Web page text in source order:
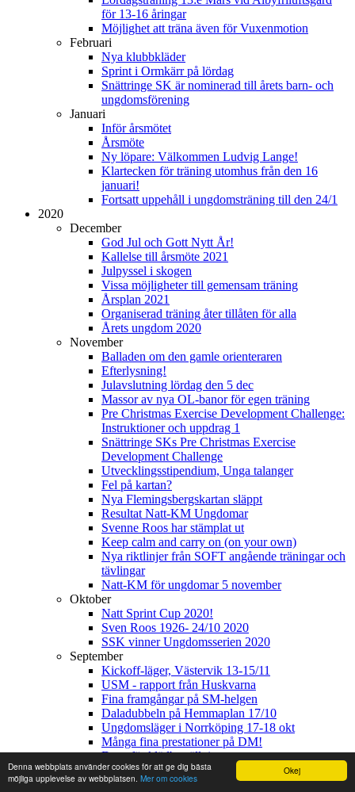
Okej
Denna webbplats använder cookies för att ge dig bästa
möjliga upplevelse av webbplatsen. Mer om cookies
för 13-16 åringar
Möjlighet att träna även för Vuxenmotion
Februari
Nya klubbkläder
Sprint i Ormkärr på lördag
Snättringe SK är nominerad till årets barn- och
ungdomsförening
Januari
Inför årsmötet
Årsmöte
Ny löpare: Välkommen Ludvig Lange!
Klartecken för träning utomhus från den 16
januari!
Fortsatt uppehåll i ungdomsträning till den 24/1
2020
December
God Jul och Gott Nytt År!
Kallelse till årsmöte 2021
Julpyssel i skogen
Vissa möjligheter till gemensam träning
Årsplan 2021
Organiserad träning åter tillåten för alla
Årets ungdom 2020
November
Balladen om den gamle orienteraren
Efterlysning!
Julavslutning lördag den 5 dec
Massor av nya OL-banor för egen träning
Pre Christmas Exercise Development Challenge:
Instruktioner och uppdrag 1
Snättringe SKs Pre Christmas Exercise
Development Challenge
Utvecklingsstipendium, Unga talanger
Fel på kartan?
Nya Flemingsbergskartan släppt
Resultat Natt-KM Ungdomar
Svenne Roos har stämplat ut
Keep calm and carry on (on your own)
Nya riktlinjer från SOFT angående träningar och
tävlingar
Natt-KM för ungdomar 5 november
Oktober
Natt Sprint Cup 2020!
Sven Roos 1926- 24/10 2020
SSK vinner Ungdomsserien 2020
September
Kickoff-läger, Västervik 13-15/11
USM - rapport från Huskvarna
Fina framgångar på SM-helgen
Daladubbeln på Hemmaplan 17/10
Ungdomsläger i Norrköping 17-18 okt
Många fina prestationer på DM!
Dags för klädbeställning
Augusti
Dag-KM 12 september 2020